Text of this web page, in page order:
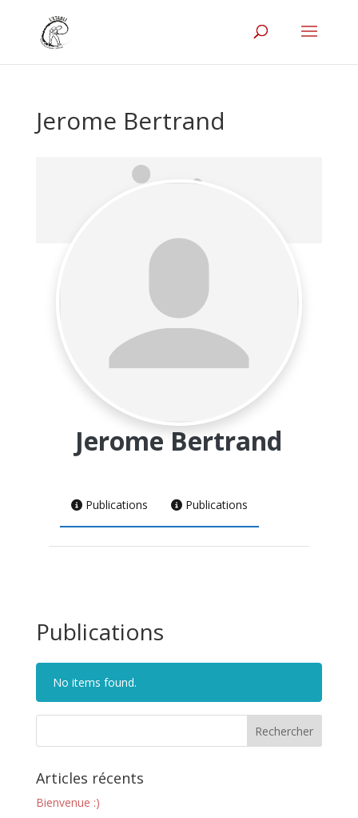
Jerome Bertrand
Jerome Bertrand
Publications Publications
Publications
No items found.
Articles récents
Bienvenue :)